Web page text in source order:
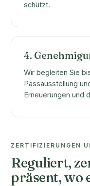
schützt.
4.
Wir begleiten Sie
Passausstellung
Erneuerungen und
ZERTIFIZIERUNGEN
Reguliert,
präsent, wo